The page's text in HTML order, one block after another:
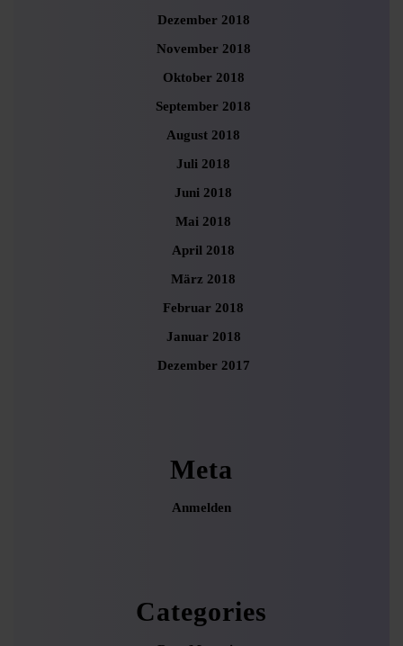
Dezember 2018
November 2018
Oktober 2018
September 2018
August 2018
Juli 2018
Juni 2018
Mai 2018
April 2018
März 2018
Februar 2018
Januar 2018
Dezember 2017
Meta
Anmelden
Categories